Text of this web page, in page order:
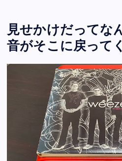
見せかけだってな
音がそこに戻って